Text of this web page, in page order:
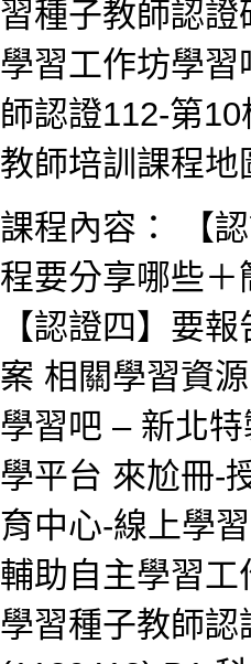
習種子教師認
學習工作坊學
師認證112-第
教師培訓課程
課程內容： 【
程要分享哪些
【認證四】要
案 相關學習資
學習吧 – 新北
學平台 來尬冊-
育中心-線上學
輔助自主學習
學習種子教師認